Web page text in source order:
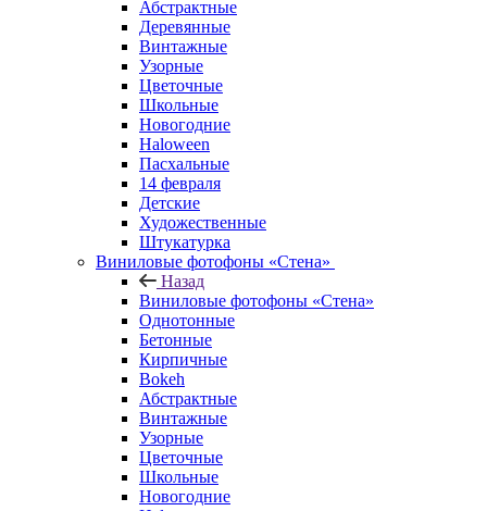
Абстрактные
Деревянные
Винтажные
Узорные
Цветочные
Школьные
Новогодние
Haloween
Пасхальные
14 февраля
Детские
Художественные
Штукатурка
Виниловые фотофоны «Стена»
Назад
Виниловые фотофоны «Стена»
Однотонные
Бетонные
Кирпичные
Bokeh
Абстрактные
Винтажные
Узорные
Цветочные
Школьные
Новогодние